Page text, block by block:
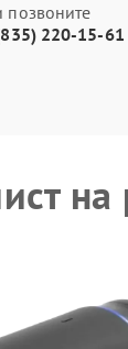
позвоните
220-15-61